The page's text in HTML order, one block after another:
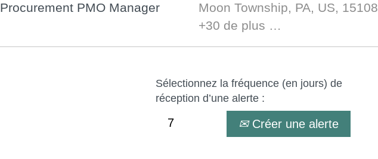
Procurement PMO Manager
Moon Township, PA, US, 15108
+30 de plus …
Sélectionnez la fréquence (en jours) de
réception d’une alerte :
Créer une alerte